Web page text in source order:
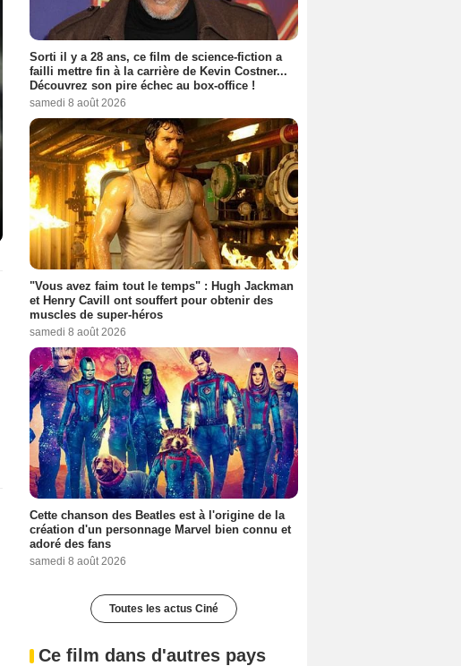
Sorti il y a 28 ans, ce film de science-fiction a
failli mettre fin à la carrière de Kevin Costner...
Découvrez son pire échec au box-office !
samedi 8 août 2026
"Vous avez faim tout le temps" : Hugh Jackman
et Henry Cavill ont souffert pour obtenir des
muscles de super-héros
samedi 8 août 2026
Cette chanson des Beatles est à l'origine de la
création d'un personnage Marvel bien connu et
adoré des fans
samedi 8 août 2026
Toutes les actus Ciné
Ce film dans d'autres pays